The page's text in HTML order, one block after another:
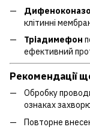
клітинні
Тріадимефон
ефективний
Рекомендації
Обробку
ознаках
Повторне